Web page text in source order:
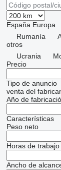
España Europa
Rumanía
otros
Ucrania
Precio
Tipo de anuncio
venta del
Año de
Características
Peso neto
Horas de trabajo
Ancho de